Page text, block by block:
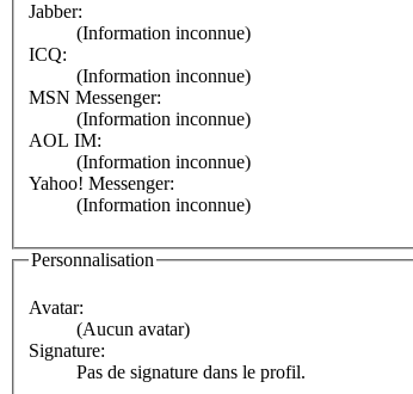
Jabber:
(Information inconnue)
ICQ:
(Information inconnue)
MSN Messenger:
(Information inconnue)
AOL IM:
(Information inconnue)
Yahoo! Messenger:
(Information inconnue)
Personnalisation
Avatar:
(Aucun avatar)
Signature:
Pas de signature dans le profil.